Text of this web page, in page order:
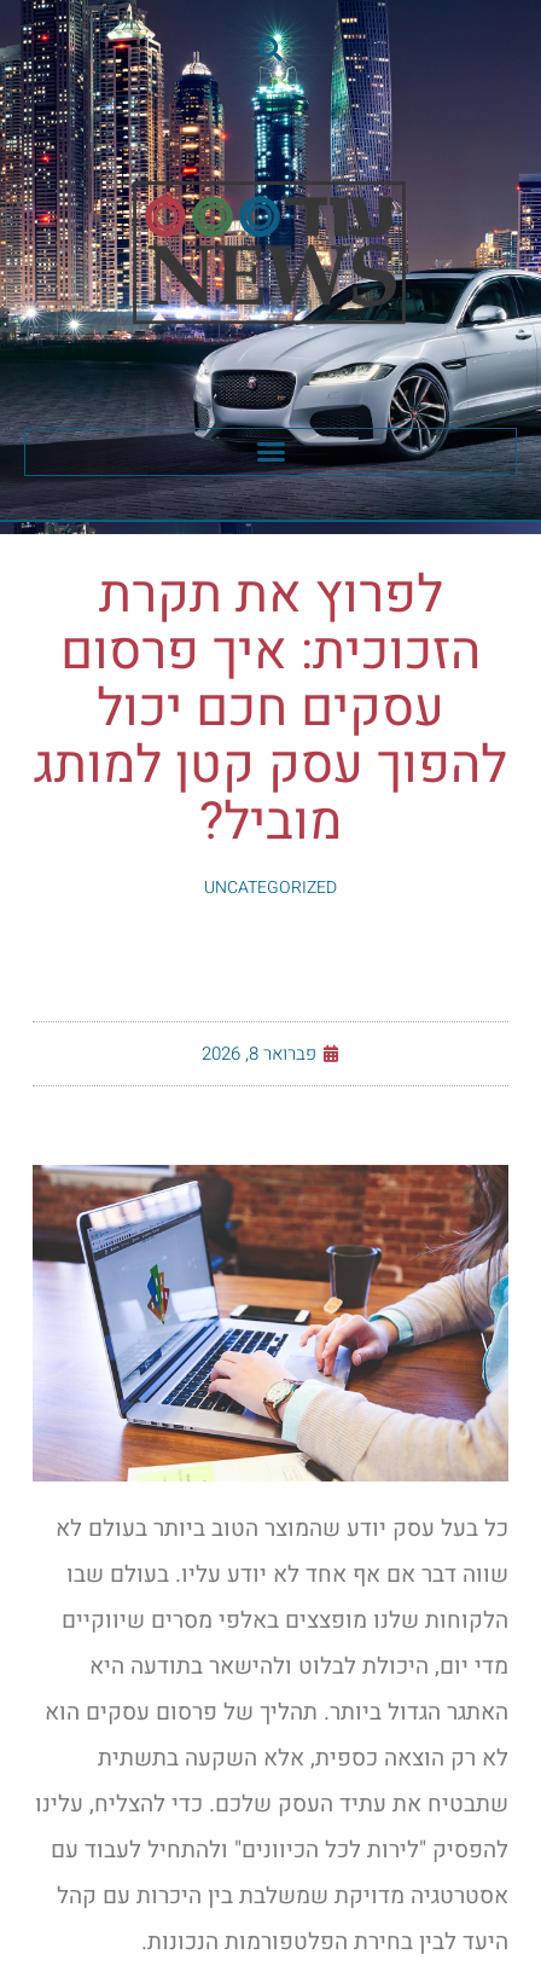
לפרוץ את תקרת
הזכוכית: איך פרסום
עסקים חכם יכול
להפוך עסק קטן למותג
מוביל?
UNCATEGORIZED
פברואר 8, 2026
כל בעל עסק יודע שהמוצר הטוב ביותר בעולם לא
שווה דבר אם אף אחד לא יודע עליו. בעולם שבו
הלקוחות שלנו מופצצים באלפי מסרים שיווקיים
מדי יום, היכולת לבלוט ולהישאר בתודעה היא
האתגר הגדול ביותר. תהליך של פרסום עסקים הוא
לא רק הוצאה כספית, אלא השקעה בתשתית
שתבטיח את עתיד העסק שלכם. כדי להצליח, עלינו
להפסיק "לירות לכל הכיוונים" ולהתחיל לעבוד עם
אסטרטגיה מדויקת שמשלבת בין היכרות עם קהל
היעד לבין בחירת הפלטפורמות הנכונות.